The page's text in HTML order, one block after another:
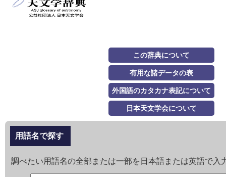
この辞典について
有用な諸データの表
外国語のカタカナ表記について
日本天文学会について
用語名で探す
調べたい用語名の全部または一部を日本語または英語で入